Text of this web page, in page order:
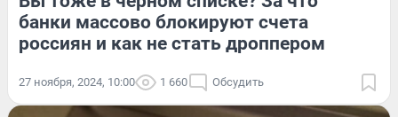
банки массово блокируют счета
россиян и как не стать дроппером
27 ноября, 2024, 10:00 1 660 Обсудить